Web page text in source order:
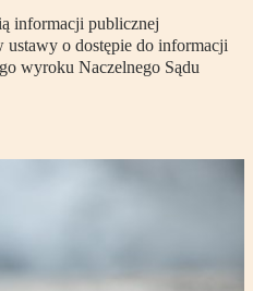
informacji publicznej
ustawy o dostępie do informacji
wyroku Naczelnego Sądu